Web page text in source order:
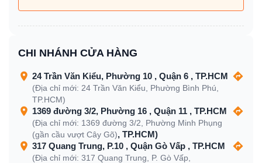
CHI NHÁNH CỬA HÀNG
24 Trần Văn Kiểu, Phường 10 , Quận 6 , TP.HCM
(Địa chỉ mới: 24 Trần Văn Kiểu, Phường Bình Phú,
TP.HCM)
1369 đường 3/2, Phường 16 , Quận 11 , TP.HCM
(Địa chỉ mới: 1369 đường 3/2, Phường Minh Phụng
(gần cầu vượt Cây Gõ), TP.HCM)
317 Quang Trung, P.10 , Quận Gò Vấp , TP.HCM
(Địa chỉ mới: 317 Quang Trung, P. Gò Vấp,